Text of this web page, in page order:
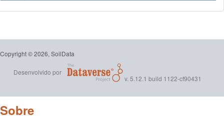
Copyright © 2026, SoilData
Desenvolvido por
v. 5.12.1 build 1122-cf90431
Sobre